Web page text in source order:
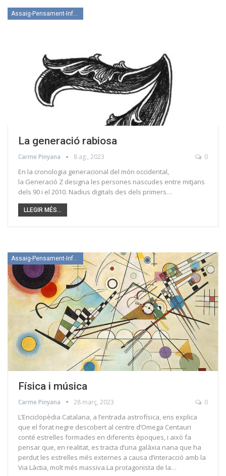
Assaig-Pensament-Informació
La generació rabiosa
Carme Pinyana 8 ag., 2023 0
En la cronologia generacional del món occidental,
la Generació Z designa les persones nascudes entre mitjans
dels 90 i el 2010. Nadius digitals des dels primers…
LLEGIR MÉS...
Assaig-Pensament-Informació
Física i música
Carme Pinyana 28 març, 2023 0
L’Enciclopèdia Catalana, a l’entrada astrofísica, ens explica
que el forat negre descobert al centre d’Omega Centauri
conté estrelles formades en diferents èpoques, i això fa
pensar que, en realitat, es tracta d’una galàxia nana que ha
perdut les estrelles més externes a causa d’interacció amb la
Via Làctia, molt més massiva.La protagonista de la…